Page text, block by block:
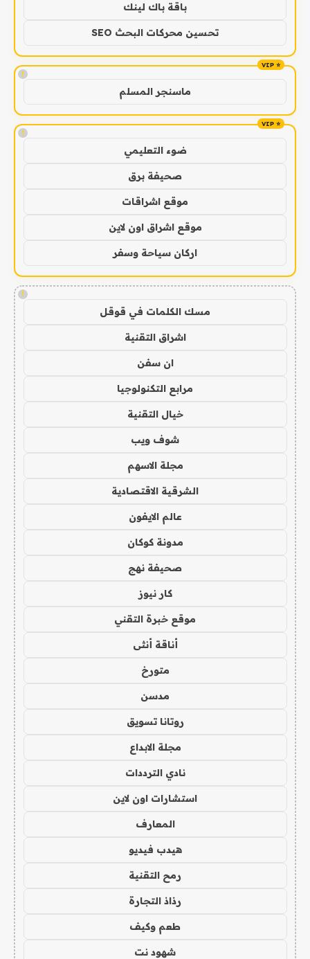
باقة باك لينك
تحسين محركات البحث SEO
!
ماسنجر المسلم
!
ضوء التعليمي
صحيفة برق
موقع اشراقات
موقع اشراق اون لاين
اركان سياحة وسفر
!
مسك الكلمات في قوقل
اشراق التقنية
ان سفن
مرابع التكنولوجيا
خيال التقنية
شوف ويب
مجلة الاسهم
الشرقية الاقتصادية
عالم الايفون
مدونة كوكان
صحيفة نهج
كار نيوز
موقع خبرة التقني
أناقة أنثى
متورخ
مدسن
روتانا تسويق
مجلة الابداع
نادي الترددات
استشارات اون لاين
المعارف
هيدب فيديو
رمح التقنية
رذاذ التجارة
طعم وكيف
شهود نت